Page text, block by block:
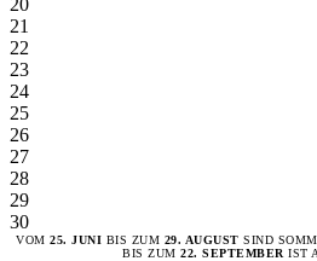
20
21
22
23
24
25
26
27
28
29
30
VOM25. JUNI BIS ZUM 29. AUGUST SIND
BIS ZUM22. SEPTEMBER IST